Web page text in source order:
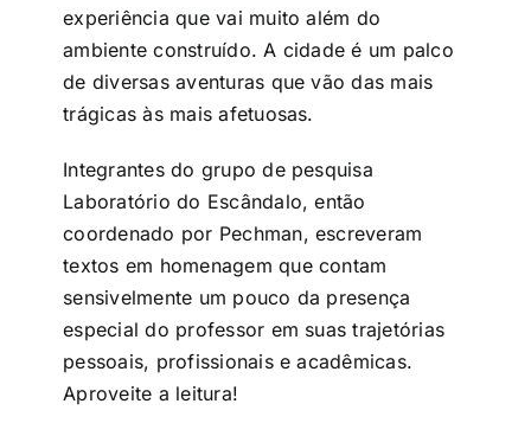
experiência que vai muito além do
ambiente construído. A cidade é um palco
de diversas aventuras que vão das mais
trágicas às mais afetuosas.
Integrantes do grupo de pesquisa
Laboratório do Escândalo, então
coordenado por Pechman, escreveram
textos em homenagem que contam
sensivelmente um pouco da presença
especial do professor em suas trajetórias
pessoais, profissionais e acadêmicas.
Aproveite a leitura!